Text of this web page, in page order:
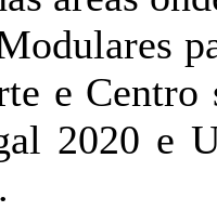
e
2020 e